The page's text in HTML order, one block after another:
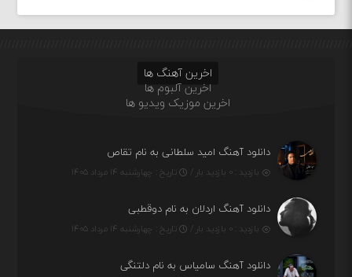
اخرین آهنگ ها
اخرین آلبوم ها
اخرین موزیک ویدیو ها
دانلود آهنگ امید سلطانی به نام تقاص
بازدید : ۰ بازدید بار / تاریخ : چهارشنبه ۱۴ مرداد ۱۴۰۵
دانلود آهنگ اردلان به نام دوقطبی
بازدید : ۰ بازدید بار / تاریخ : چهارشنبه ۱۴ مرداد ۱۴۰۵
دانلود آهنگ سامیاس به نام دلتنگی